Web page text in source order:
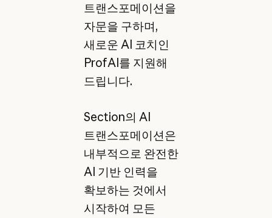
트랜스포메이션을
자문을 구하며,
새로운 AI 코치인
ProfAI를 지원해
드립니다.
Section의 AI
트랜스포메이션은
내부적으로 완전한
AI 기반 인력을
확보하는 것에서
시작하여 모든